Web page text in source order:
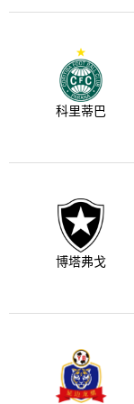
科里蒂巴
博塔弗戈